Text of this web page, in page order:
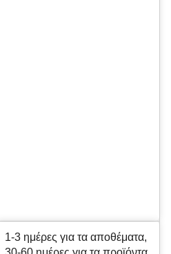
1-3 ημέρες για τα αποθέματα,